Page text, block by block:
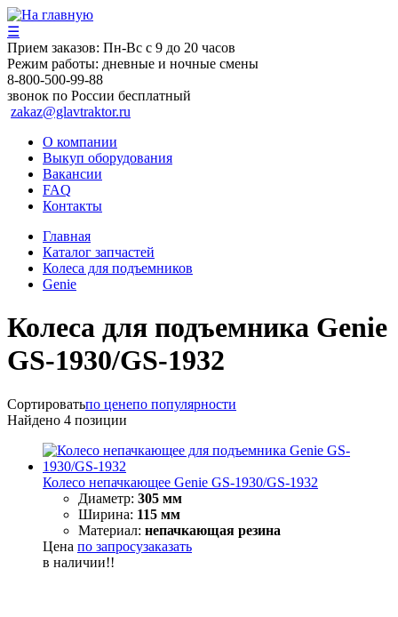
☰
Прием заказов: Пн-Вс с 9 до 20 часов
Режим работы: дневные и ночные смены
8-800-500-99-88
звонок по России бесплатный
zakaz@glavtraktor.ru
О компании
Выкуп оборудования
Вакансии
FAQ
Контакты
Главная
Каталог запчастей
Колеса для подъемников
Genie
Колеса для подъемника Genie
GS-1930/GS-1932
Сортироватьпо ценепо популярности
Найдено 4 позиции
Колесо непачкающее Genie GS-1930/GS-1932
Диаметр: 305 мм
Ширина: 115 мм
Материал: непачкающая резина
Цена по запросузаказать
в наличии!!